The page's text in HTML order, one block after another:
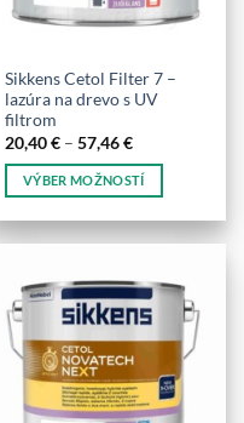
Sikkens Cetol Filter 7 –
lazúra na drevo s UV
filtrom
20,40€ – 57,46€Price
20,40 €
through
57,46 €
VÝBER MOŽNOSTÍ
produkt
viacero
variantov.
Možnosti
si
môžete
vybrať